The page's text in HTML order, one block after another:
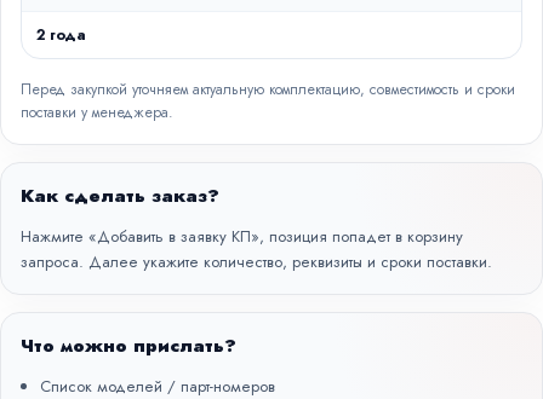
2 года
Перед закупкой уточняем актуальную комплектацию, совместимость и сроки
поставки у менеджера.
Как сделать заказ?
Нажмите «Добавить в заявку КП», позиция попадет в корзину
запроса. Далее укажите количество, реквизиты и сроки поставки.
Что можно прислать?
Список моделей / парт-номеров